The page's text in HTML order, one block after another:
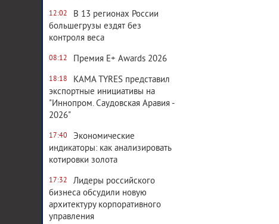
12:02
В 13 регионах России
большегрузы ездят без
контроля веса
08:12 Премия E+ Awards 2026
18:18
KAMA TYRES представил
экспортные инициативы на
"Иннопром. Саудовская Аравия -
2026"
17:40
Экономические
индикаторы: как анализировать
котировки золота
17:32
Лидеры российского
бизнеса обсудили новую
архитектуру корпоративного
управления